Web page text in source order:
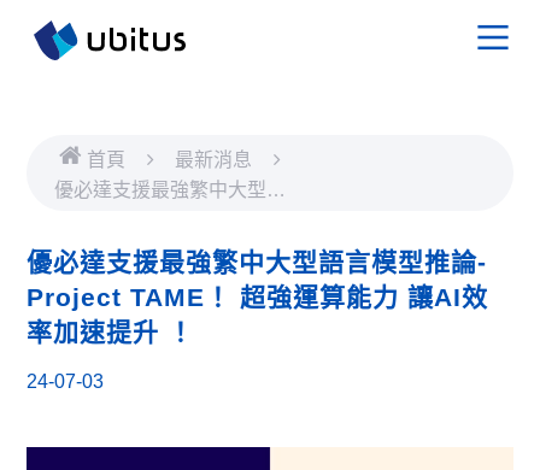
首頁
最新消息
優必達支援最強繁中大型語
TAME！ 超強運算能力 讓
AI效率加速提升 ！
優必達支援最強繁中大型語言模型推論-
Project TAME！ 超強運算能力 讓AI效
率加速提升 ！
24-07-03